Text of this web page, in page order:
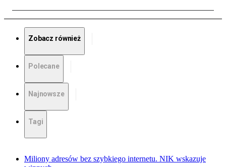
Zobacz również
Polecane
Najnowsze
Tagi
Miliony adresów bez szybkiego internetu. NIK wskazuje